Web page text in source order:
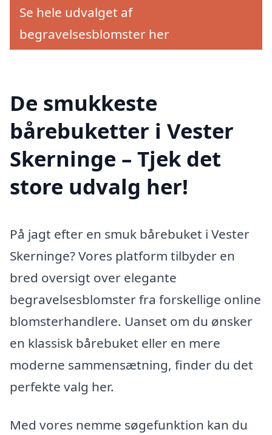
Se hele udvalget af
begravelsesblomster her
De smukkeste
bårebuketter i Vester
Skerninge – Tjek det
store udvalg her!
På jagt efter en smuk bårebuket i Vester
Skerninge? Vores platform tilbyder en
bred oversigt over elegante
begravelsesblomster fra forskellige online
blomsterhandlere. Uanset om du ønsker
en klassisk bårebuket eller en mere
moderne sammensætning, finder du det
perfekte valg her.
Med vores nemme søgefunktion kan du